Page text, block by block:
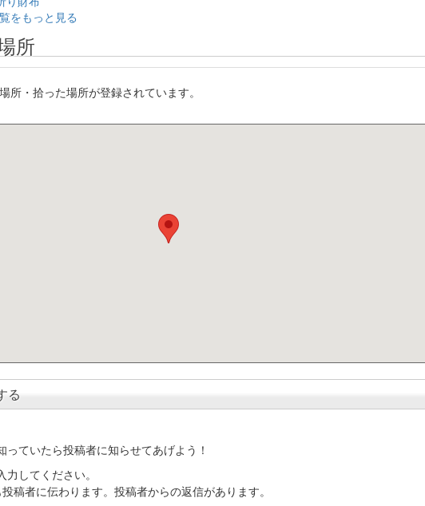
をもっと見る
所
所・拾った場所が登録されています。
る
っていたら投稿者に知らせてあげよう！
してください。
稿者に伝わります。投稿者からの返信があります。